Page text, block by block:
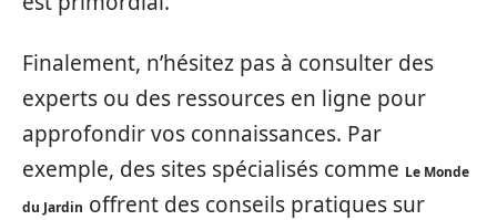
Finalement, n’hésitez pas à consulter des
experts ou des ressources en ligne pour
approfondir vos connaissances. Par
exemple, des sites spécialisés comme Le Monde
du Jardin offrent des conseils pratiques sur